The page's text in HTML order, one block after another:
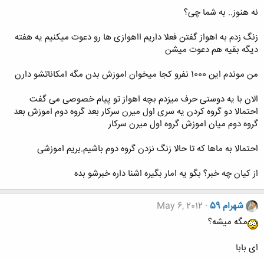
نه هنوز.. به شما چی؟
زنگ زدم به اهواز گفتن فعلا داریم ااهوازی ها رو دعوت میکنیم یه هفته
دیگه بقیه هم دعوت میشن
من موندم این 1000 نفرو کجا میخوان اموزش بدن مگه امکاناتشو دارن
الان با یه دوستی حرف میزدم بچه اهواز تو پیام خصوصی می گفت
احتمالا دو گروه کردن یه سری اول میرن سرکار بعد گروه دوم اموزش بعد
گروه دوم میان اموزش گروه اول میرن سرکار
احتمالا به ماها که تا حالا زنگ نزدن گروه دوم باشیم.بریم اموزشی
از کیان چه خبر؟ بگو یه امار بگیره اشنا داره خبرشو بده
شهرام 59
May 6, 2012
مگه میشه؟
ای بابا